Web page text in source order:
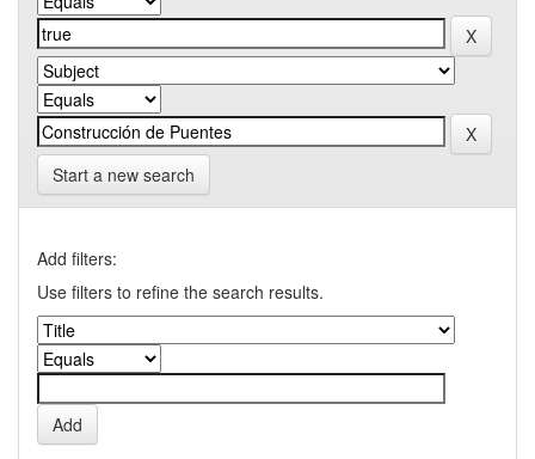
Start a new search
Add filters:
Use filters to refine the search results.